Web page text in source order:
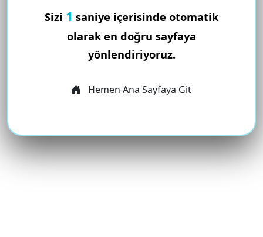
Sizi 1 saniye içerisinde otomatik
olarak en doğru sayfaya
yönlendiriyoruz.
Hemen Ana Sayfaya Git